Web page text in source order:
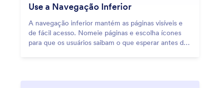
Use a Navegação Inferior
A navegação inferior mantém as páginas visíveis e
de fácil acesso. Nomeie páginas e escolha ícones
para que os usuários saibam o que esperar antes de